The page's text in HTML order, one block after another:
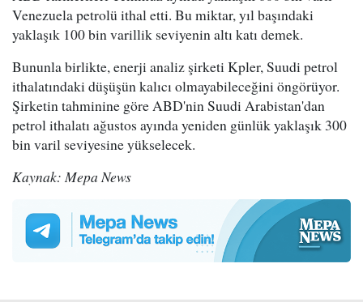
Venezuela petrolü ithal etti. Bu miktar, yıl başındaki
yaklaşık 100 bin varillik seviyenin altı katı demek.
Bununla birlikte, enerji analiz şirketi Kpler, Suudi petrol
ithalatındaki düşüşün kalıcı olmayabileceğini öngörüyor.
Şirketin tahminine göre ABD'nin Suudi Arabistan'dan
petrol ithalatı ağustos ayında yeniden günlük yaklaşık 300
bin varil seviyesine yükselecek.
Kaynak: Mepa News